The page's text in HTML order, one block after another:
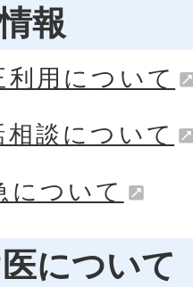
報
用について
談について
について
について